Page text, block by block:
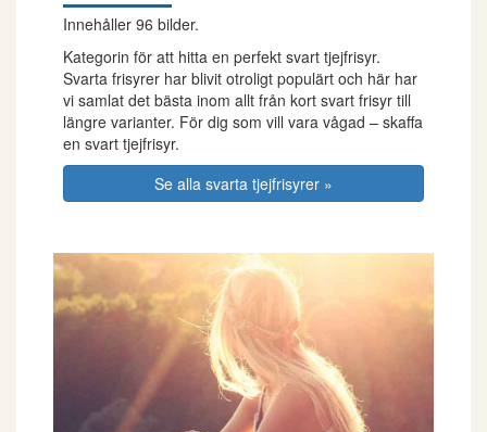
Innehåller 96 bilder.
Kategorin för att hitta en perfekt svart tjejfrisyr.
Svarta frisyrer har blivit otroligt populärt och här har
vi samlat det bästa inom allt från kort svart frisyr till
längre varianter. För dig som vill vara vågad – skaffa
en svart tjejfrisyr.
Se alla svarta tjejfrisyrer »